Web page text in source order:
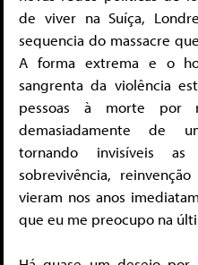
de viver na Suíça,
sequencia do massacre
A forma extrema e o
sangrenta da violência
pessoas à morte por
demasiadamente de
tornando invisíveis
sobrevivência,
vieram nos anos
que eu me preocupo na